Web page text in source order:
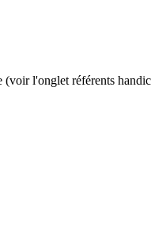
(voir l'onglet référents